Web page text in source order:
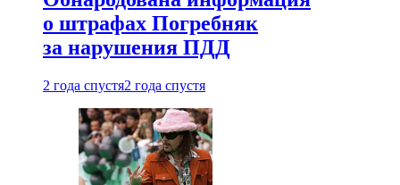
о штрафах Погребняк
за нарушения ПДД
2 года спустя2 года спустя